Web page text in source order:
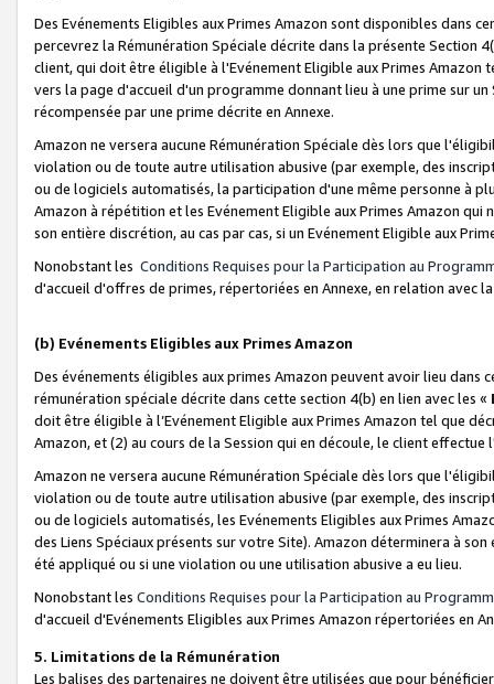
Des Evénements Eligibles aux Primes Amazon sont disponibles dans
percevrez la Rémunération Spéciale décrite dans la présente Section
client, qui doit être éligible à l'Evénement Eligible aux Primes Amazon
vers la page d'accueil d'un programme donnant lieu à une prime sur
récompensée par une prime décrite en Annexe.
Amazon ne versera aucune Rémunération Spéciale dès lors que
violation ou de toute autre utilisation abusive (par exemple, des
ou de logiciels automatisés, la participation d'une même personne à
Amazon à répétition et les Evénement Eligible aux Primes Amazon qui
son entière discrétion, au cas par cas, si un Evénement Eligible aux
Nonobstant les Conditions Requises pour la Participation au
d'accueil d'offres de primes, répertoriées en Annexe, en relation avec
(b) Evénements Eligibles aux Primes Amazon
Des événements éligibles aux primes Amazon peuvent avoir lieu dans
rémunération spéciale décrite dans cette section 4(b) en lien avec les «
doit être éligible à l’Evénement Eligible aux Primes Amazon tel que
Amazon, et (2) au cours de la Session qui en découle, le client
Amazon ne versera aucune Rémunération Spéciale dès lors que
violation ou de toute autre utilisation abusive (par exemple, des
ou de logiciels automatisés, les Evénements Eligibles aux Primes
des Liens Spéciaux présents sur votre Site). Amazon déterminera à
été appliqué ou si une violation ou une utilisation abusive a eu lieu.
Nonobstant les Conditions Requises pour la Participation au
d'accueil d'Evénements Eligibles aux Primes Amazon répertoriées en
5. Limitations de la Rémunération
Les balises des partenaires ne doivent être utilisées que pour